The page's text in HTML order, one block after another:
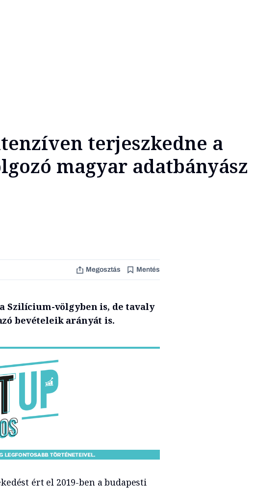
terjeszkedne a
magyar adatbányász
Megosztás Mentés
Szilícium-völgyben is, de tavaly
bevételeik arányát is.
ért el 2019-ben a budapesti